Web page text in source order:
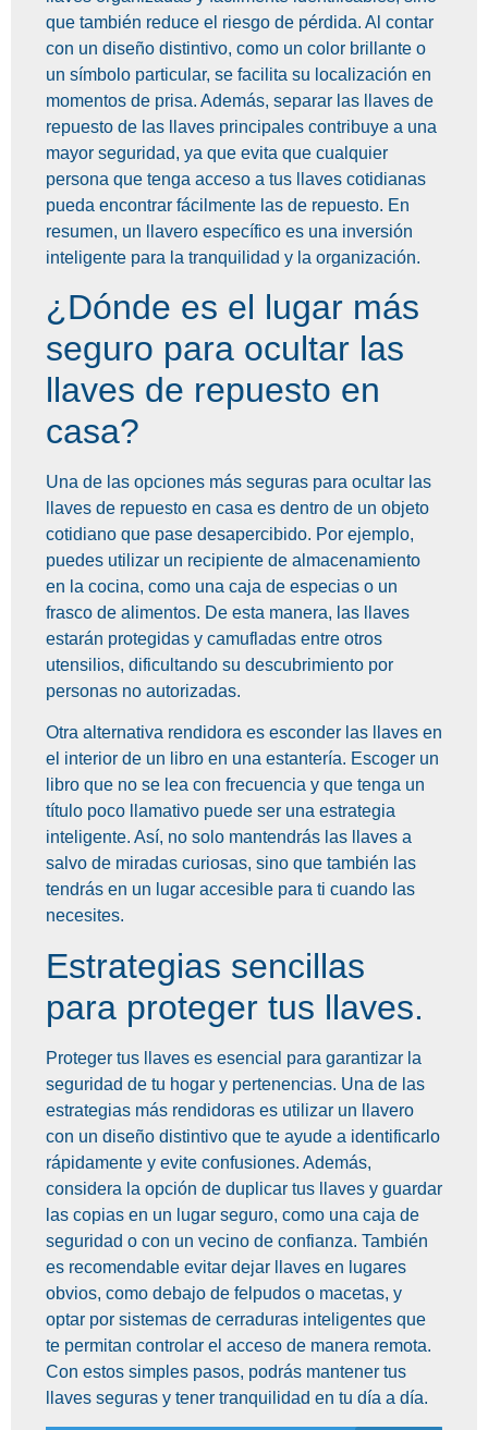
que también reduce el riesgo de pérdida. Al contar
con un diseño distintivo, como un color brillante o
un símbolo particular, se facilita su localización en
momentos de prisa. Además, separar las llaves de
repuesto de las llaves principales contribuye a una
mayor seguridad, ya que evita que cualquier
persona que tenga acceso a tus llaves cotidianas
pueda encontrar fácilmente las de repuesto. En
resumen, un llavero específico es una inversión
inteligente para la tranquilidad y la organización.
¿Dónde es el lugar más
seguro para ocultar las
llaves de repuesto en
casa?
Una de las opciones más seguras para ocultar las
llaves de repuesto en casa es dentro de un objeto
cotidiano que pase desapercibido. Por ejemplo,
puedes utilizar un recipiente de almacenamiento
en la cocina, como una caja de especias o un
frasco de alimentos. De esta manera, las llaves
estarán protegidas y camufladas entre otros
utensilios, dificultando su descubrimiento por
personas no autorizadas.
Otra alternativa rendidora es esconder las llaves en
el interior de un libro en una estantería. Escoger un
libro que no se lea con frecuencia y que tenga un
título poco llamativo puede ser una estrategia
inteligente. Así, no solo mantendrás las llaves a
salvo de miradas curiosas, sino que también las
tendrás en un lugar accesible para ti cuando las
necesites.
Estrategias sencillas
para proteger tus llaves.
Proteger tus llaves es esencial para garantizar la
seguridad de tu hogar y pertenencias. Una de las
estrategias más rendidoras es utilizar un llavero
con un diseño distintivo que te ayude a identificarlo
rápidamente y evite confusiones. Además,
considera la opción de duplicar tus llaves y guardar
las copias en un lugar seguro, como una caja de
seguridad o con un vecino de confianza. También
es recomendable evitar dejar llaves en lugares
obvios, como debajo de felpudos o macetas, y
optar por sistemas de cerraduras inteligentes que
te permitan controlar el acceso de manera remota.
Con estos simples pasos, podrás mantener tus
llaves seguras y tener tranquilidad en tu día a día.